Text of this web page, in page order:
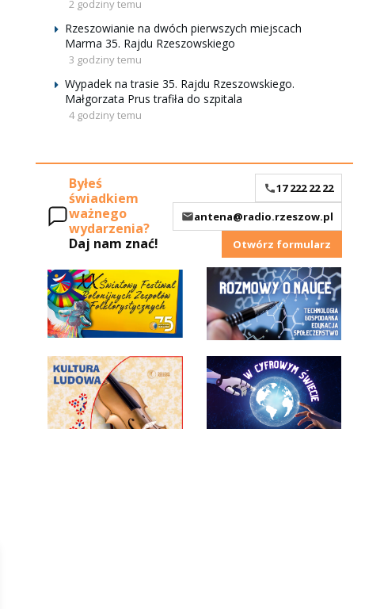
2 godziny temu
Rzeszowianie na dwóch pierwszych miejscach
Marma 35. Rajdu Rzeszowskiego
3 godziny temu
Wypadek na trasie 35. Rajdu Rzeszowskiego.
Małgorzata Prus trafiła do szpitala
4 godziny temu
Byłeś
świadkiem
ważnego
wydarzenia?
Daj nam znać!
17 222 22 22
antena@radio.rzeszow.pl
Otwórz formularz